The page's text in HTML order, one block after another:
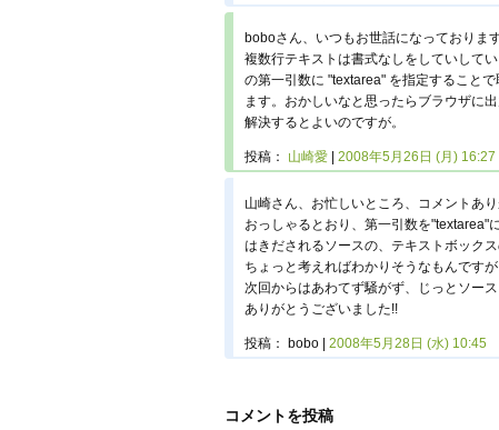
boboさん、いつもお世話になっておりま
複数行テキストは書式なしをしていして
の第一引数に "textarea" を指定すること
ます。おかしいなと思ったらブラウザに
解決するとよいのですが。
投稿： 山崎愛 2008年5月26日 (月) 16:27
山崎さん、お忙しいところ、コメントあり
おっしゃるとおり、第一引数を"textarea"
はきだされるソースの、テキストボック
ちょっと考えればわかりそうなもんです
次回からはあわてず騒がず、じっとソース
ありがとうございました!!
投稿： bobo 2008年5月28日 (水) 10:45
コメントを投稿